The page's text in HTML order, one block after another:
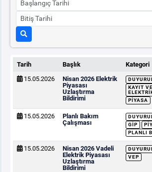
TEMİNAT
BÜLTENLER
DUYURULAR
BT HİZMET YÖNETİM SİSTEMİ
Tarih Başlık
Kategori
15.05.2026
Nisan 2026 Elektrik
Piyasası
Uzlaştırma
Bildirimi
KAYIT
PIYASA
15.05.2026
Planlı Bakım
Çalışması
GİP
PLANLI
15.05.2026
Nisan 2026 Vadeli
Elektrik Piyasası
Uzlaştırma
Bildirimi
VEP